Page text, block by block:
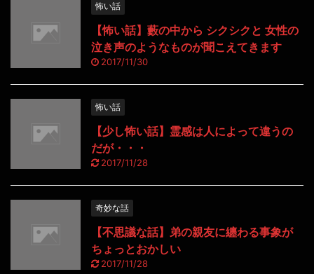
怖い話
【怖い話】藪の中から シクシクと 女性の
泣き声のようなものが聞こえてきます
2017/11/30
怖い話
【少し怖い話】霊感は人によって違うの
だが・・・
2017/11/28
奇妙な話
【不思議な話】弟の親友に纏わる事象が
ちょっとおかしい
2017/11/28